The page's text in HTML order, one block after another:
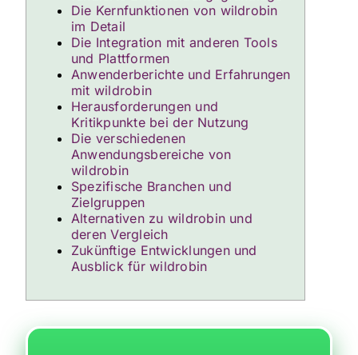
Die Kernfunktionen von wildrobin
im Detail
Die Integration mit anderen Tools
und Plattformen
Anwenderberichte und Erfahrungen
mit wildrobin
Herausforderungen und
Kritikpunkte bei der Nutzung
Die verschiedenen
Anwendungsbereiche von
wildrobin
Spezifische Branchen und
Zielgruppen
Alternativen zu wildrobin und
deren Vergleich
Zukünftige Entwicklungen und
Ausblick für wildrobin